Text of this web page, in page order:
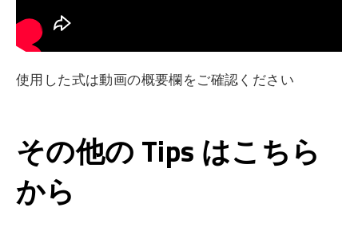
使用した式は動画の概要欄をご確認ください
その他の Tips はこちら
から